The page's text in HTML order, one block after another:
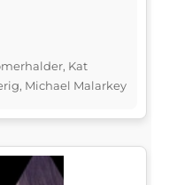
Kat
Michael Malarkey